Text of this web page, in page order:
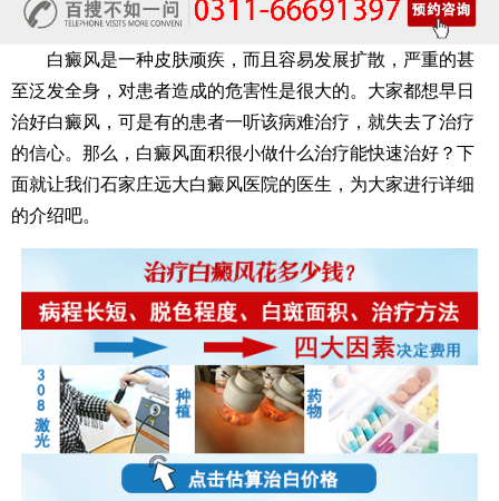
白癜风是一种皮肤顽疾，而且容易发展扩散，严重的甚
至泛发全身，对患者造成的危害性是很大的。大家都想早日
治好白癜风，可是有的患者一听该病难治疗，就失去了治疗
的信心。那么，白癜风面积很小做什么治疗能快速治好？下
面就让我们石家庄远大白癜风医院的医生，为大家进行详细
的介绍吧。